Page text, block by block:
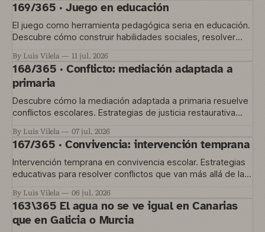
169/365 · Juego en educación
El juego como herramienta pedagógica seria en educación.
Descubre cómo construir habilidades sociales, resolver
By Luis Vilela 11 jul. 2026
168/365 · Conflicto: mediación adaptada a
primaria
Descubre cómo la mediación adaptada a primaria resuelve
conflictos escolares. Estrategias de justicia restaurativa
By Luis Vilela 07 jul. 2026
167/365 · Convivencia: intervención temprana
Intervención temprana en convivencia escolar. Estrategias
educativas para resolver conflictos que van más allá de las
By Luis Vilela 06 jul. 2026
163\365 El agua no se ve igual en Canarias
que en Galicia o Murcia